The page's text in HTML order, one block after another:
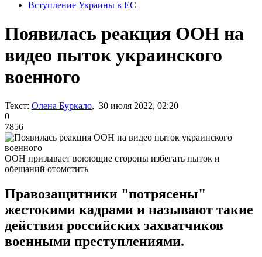
Вступление Украины в ЕС
Появилась реакция ООН на
видео пыток украинского
военного
Текст: Олена Буркало, 30 июля 2022, 02:20
0
7856
ООН призывает воюющие стороны избегать пыток и
обещаний отомстить
Правозащитники "потрясены"
жестокими кадрами и называют такие
действия российских захватчиков
военными преступлениями.